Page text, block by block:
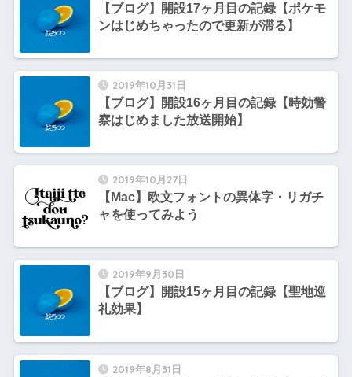
【ブログ】開設17ヶ月目の記録【ポケモ
ンはじめちゃったので更新が滞る】
2019年10月31日
【ブログ】開設16ヶ月目の記録【時効警
察はじめました放送開始】
2019年10月27日
【Mac】欧文フォントの異体字・リガチ
ャを使ってみよう
2019年9月30日
【ブログ】開設15ヶ月目の記録【聖地巡
礼効果】
2019年8月31日